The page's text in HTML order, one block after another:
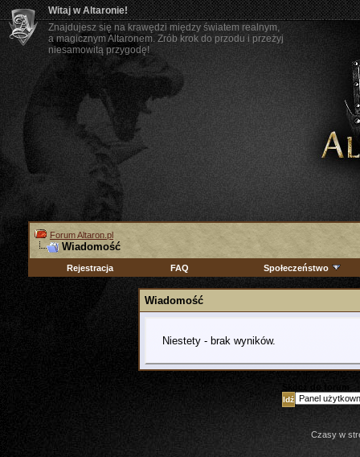
Witaj w Altaronie!
Znajdujesz się na krawędzi między światem realnym,
a magicznym Altaronem. Zrób krok do przodu i przeżyj
niesamowitą przygodę!
Forum Altaron.pl
Wiadomość
Rejestracja FAQ Społeczeństwo
Wiadomość
Niestety - brak wyników.
Skocz do forum
Czasy w